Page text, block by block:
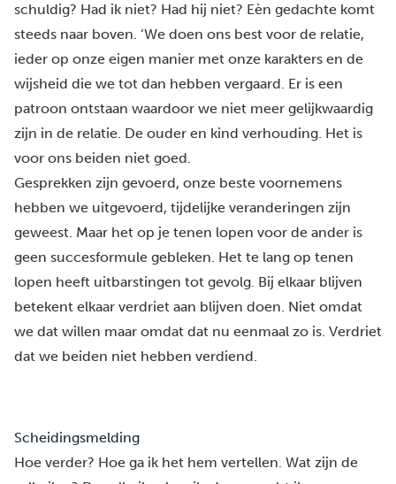
schuldig? Had ik niet? Had hij niet? Eèn gedachte komt
steeds naar boven. ‘We doen ons best voor de relatie,
ieder op onze eigen manier met onze karakters en de
wijsheid die we tot dan hebben vergaard. Er is een
patroon ontstaan waardoor we niet meer gelijkwaardig
zijn in de relatie. De ouder en kind verhouding. Het is
voor ons beiden niet goed.
Gesprekken zijn gevoerd, onze beste voornemens
hebben we uitgevoerd, tijdelijke veranderingen zijn
geweest. Maar het op je tenen lopen voor de ander is
geen succesformule gebleken. Het te lang op tenen
lopen heeft uitbarstingen tot gevolg. Bij elkaar blijven
betekent elkaar verdriet aan blijven doen. Niet omdat
we dat willen maar omdat dat nu eenmaal zo is. Verdriet
dat we beiden niet hebben verdiend.
Scheidingsmelding
Hoe verder? Hoe ga ik het hem vertellen. Wat zijn de